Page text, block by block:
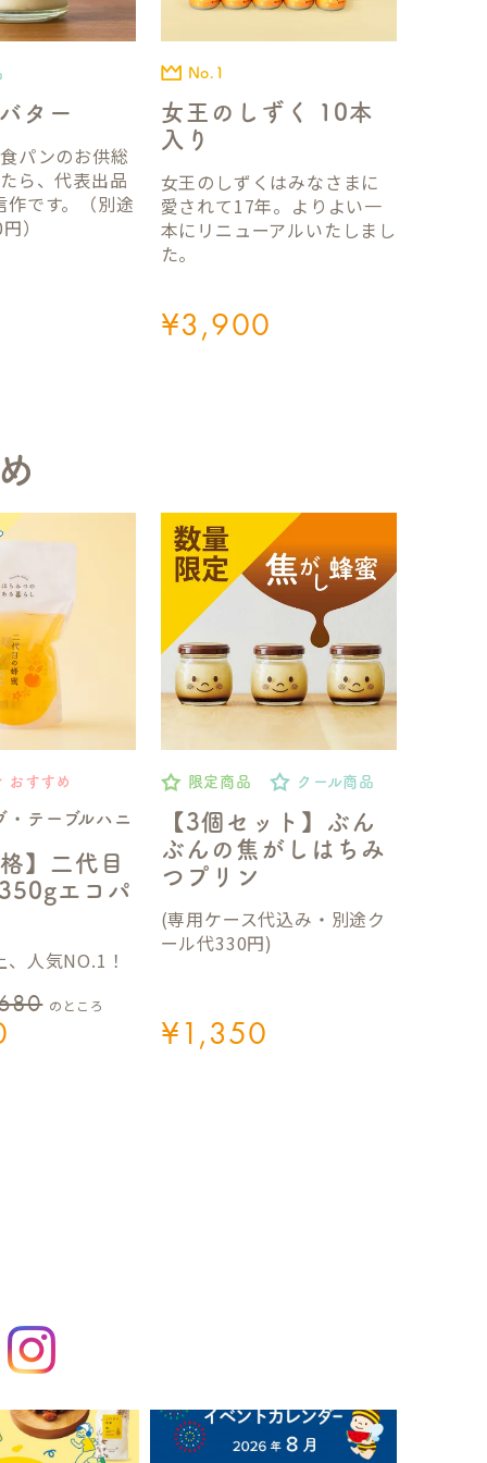
ター
パンのお供総
ら、代表出品
作です。（別途
）
女王のしずく 10本
入り
No.1
¥3,900
女王のしずくはみなさまに
愛されて17年。よりよい一
本にリニューアルいたしまし
た。
・テーブルハニ
】二代目
エコパ
おすすめ
のところ
人気NO.1！
【3個セット】ぶん
ぶんの焦がしはちみ
つプリン
限定商品 クール商品
¥1,350
(専用ケース代込み・別途ク
ール代330円)